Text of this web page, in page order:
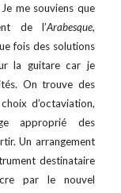
me souviens que
de l’Arabesque,
fois des solutions
la guitare car je
On trouve des
d’octaviation,
approprié des
Un arrangement
destinataire
par le nouvel